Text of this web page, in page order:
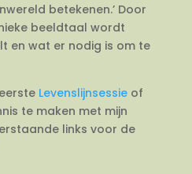
betekenen.’ Door
beeldtaal wordt
en wat er nodig is om te
Levenslijnsessieof
te maken met mijn
links voor de